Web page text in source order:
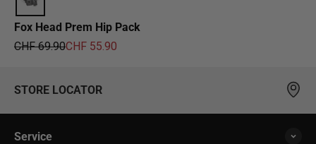
Fox Head Prem Hip Pack
Regulärer Preis
CHF 69.90Angebot
CHF 55.90
STORE LOCATOR
Service